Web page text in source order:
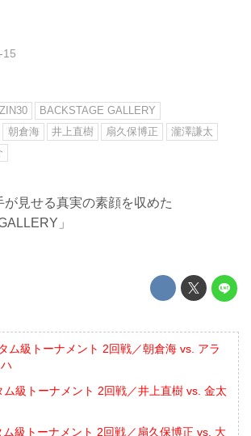
15
BACKSTAGE GALLERY
朝倉海 井上直樹 扇久保博正
瀧澤謙太
見せる真実の素顔を収めた
」
ム級トーナメント 2回戦／朝倉海 vs. アラ
ム級トーナメント 2回戦／井上直樹 vs. 金太
級トーナメント 2回戦／扇久保博正 vs. 大